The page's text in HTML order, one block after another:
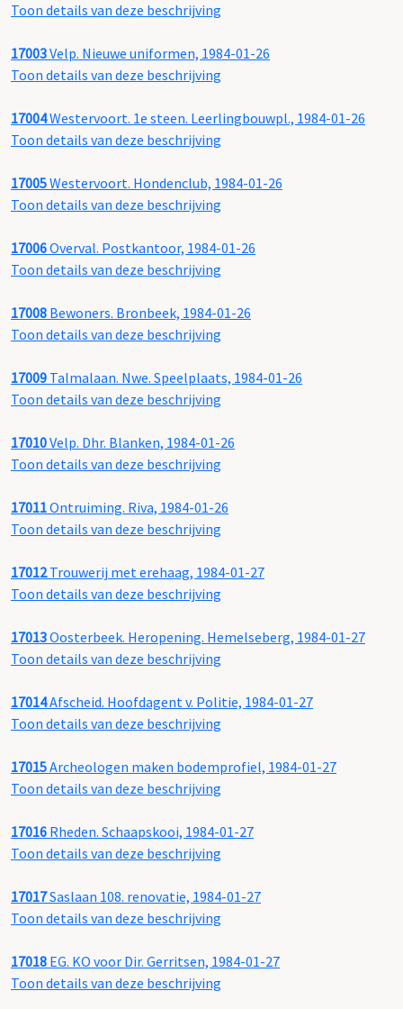
Toon details van deze beschrijving
17003Velp. Nieuwe uniformen, 1984-01-26
Toon details van deze beschrijving
17004Westervoort. 1e steen. Leerlingbouwpl., 1984-01-26
Toon details van deze beschrijving
17005Westervoort. Hondenclub, 1984-01-26
Toon details van deze beschrijving
17006Overval. Postkantoor, 1984-01-26
Toon details van deze beschrijving
17008 Bewoners. Bronbeek, 1984-01-26
Toon details van deze beschrijving
17009 Talmalaan. Nwe. Speelplaats, 1984-01-26
Toon details van deze beschrijving
17010Velp. Dhr. Blanken, 1984-01-26
Toon details van deze beschrijving
17011Ontruiming. Riva, 1984-01-26
Toon details van deze beschrijving
17012Trouwerij met erehaag, 1984-01-27
Toon details van deze beschrijving
17013Oosterbeek. Heropening. Hemelseberg, 1984-01-27
Toon details van deze beschrijving
17014Afscheid. Hoofdagent v. Politie, 1984-01-27
Toon details van deze beschrijving
17015Archeologen maken bodemprofiel, 1984-01-27
Toon details van deze beschrijving
17016 Rheden. Schaapskooi, 1984-01-27
Toon details van deze beschrijving
17017Saslaan 108. renovatie, 1984-01-27
Toon details van deze beschrijving
17018 EG. KO voor Dir. Gerritsen, 1984-01-27
Toon details van deze beschrijving